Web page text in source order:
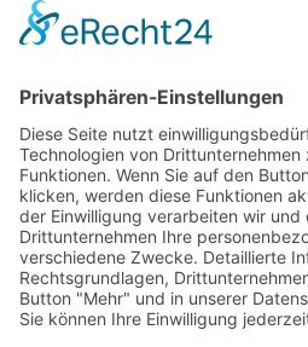
Datenschutzerklärung
Montag:
09 bis 12 Uhr, 13 bis 16:30 Uhr
Dienstag bis Freitag:
09 bis 12 Uhr, 13 bis 17 Uhr
Samstag: 09 bis 12 Uhr
Für telefonische Anfragen sowie
(auch außerhalb der regulären
unter 0171/17 17 969.